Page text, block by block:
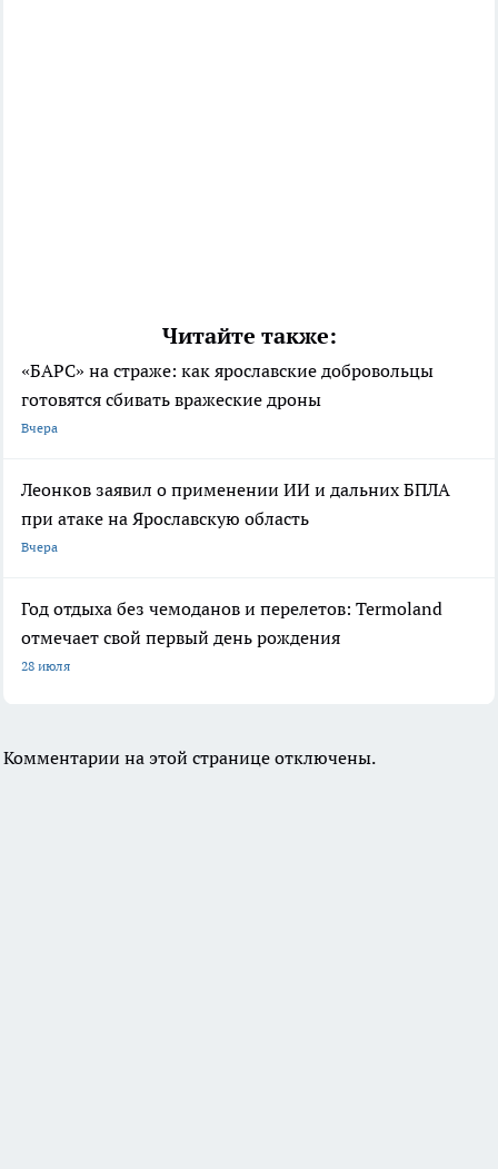
Читайте также:
«БАРС» на страже: как ярославские добровольцы
готовятся сбивать вражеские дроны
Вчера
Леонков заявил о применении ИИ и дальних БПЛА
при атаке на Ярославскую область
Вчера
Год отдыха без чемоданов и перелетов: Termoland
отмечает свой первый день рождения
28 июля
Комментарии на этой странице отключены.